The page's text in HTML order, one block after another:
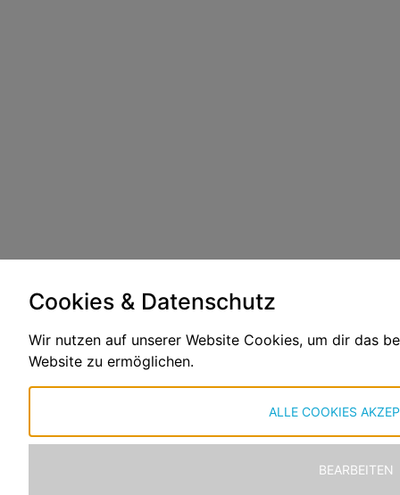
Cookies & Datenschutz
Wir nutzen auf unserer Website Cookies, um dir das
Website zu ermöglichen.
ALLE COOKIES
BEARBEITEN